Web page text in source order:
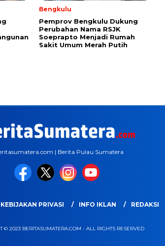
Bengkulu
Pemprov Bengkulu Dukung
Perubahan Nama RSJK
Soeprapto Menjadi Rumah
Sakit Umum Merah Putih
| Berita Pulau Sumatera
KEBIJAKAN PRIVASI INFO IKLAN REDAKSI
© 2023 BERITASUMATERA.COM - ALL RIGHTS RESERVED